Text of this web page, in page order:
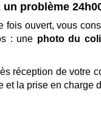
problème
fois ouvert, vous
: une photo du
réception de votre
et la prise en charge